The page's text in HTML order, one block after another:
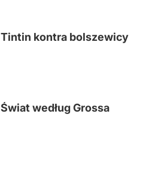
Tintin kontra bolszewicy
Świat według Grossa